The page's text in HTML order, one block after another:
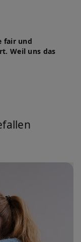
fair und
Weil uns das